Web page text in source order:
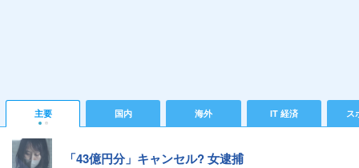
主要 国内 海外 IT 経済 ス
「43億円分」キャンセル? 女逮捕